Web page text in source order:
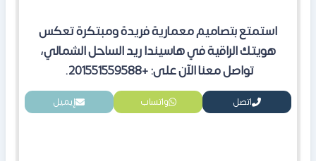
استمتع بتصاميم معمارية فريدة ومبتكرة تعكس
هويتك الراقية في هاسيندا ريد الساحل الشمالي،
تواصل معنا الآن على: +201551559588.
اتصل واتساب إيميل